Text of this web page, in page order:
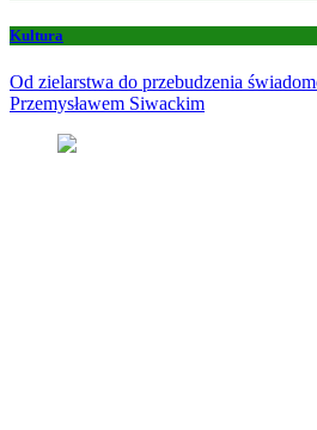
Kultura
Od zielarstwa do przebudzenia
Przemysławem Siwackim